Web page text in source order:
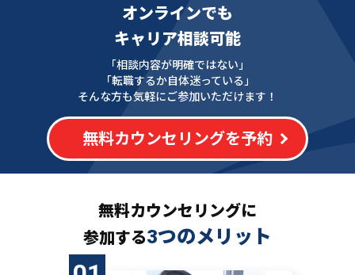
オンラインでも
キャリア相談可能
「相談内容が明確ではない」
「転職するか自体迷っている」
そんな方も気軽にご参加いただけます！
無料カウンセリングを予約
無料カウンセリングに
参加する3つのメリット